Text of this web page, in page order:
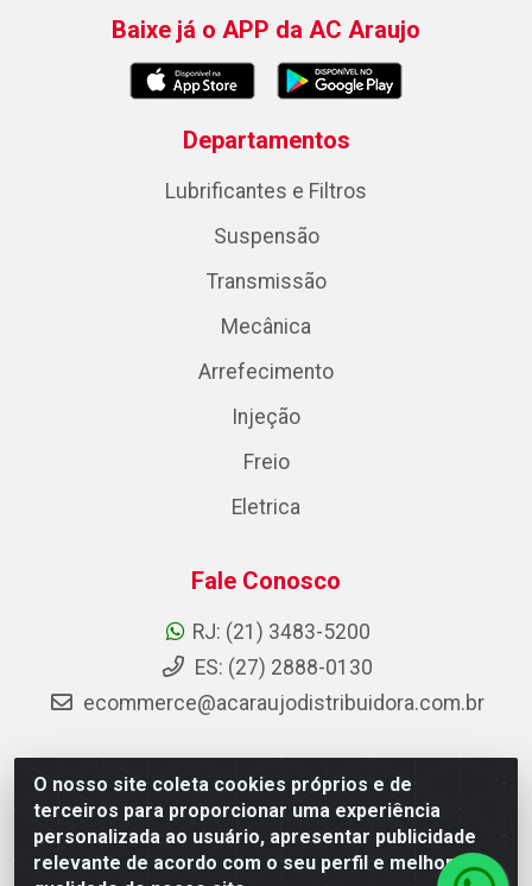
O nosso site coleta cookies próprios e de
terceiros para proporcionar uma experiência
personalizada ao usuário, apresentar publicidade
relevante de acordo com o seu perfil e melhorar a
Baixe já o APP da AC Araujo
Departamentos
Lubrificantes e Filtros
Suspensão
Transmissão
Mecânica
Arrefecimento
Injeção
Freio
Eletrica
Fale Conosco
RJ: (21) 3483-5200
ES: (27) 2888-0130
ecommerce@acaraujodistribuidora.com.br
AC Araujo Distribuidora - Rua Carneiro de Campos, 42 -
São Cristóvão, Rio de Janeiro/RJ - CEP 20.920-410 -
CNPJ 08.744.753/0003-85